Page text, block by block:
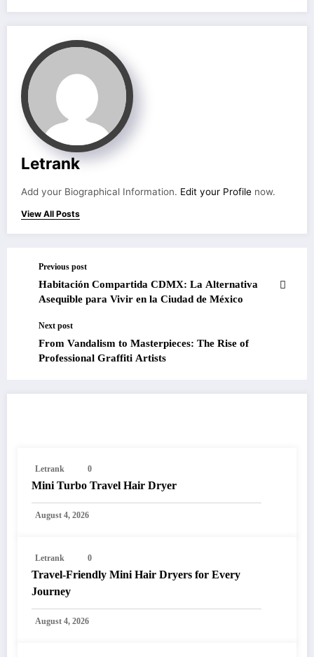
Letrank
Add your Biographical Information. Edit your Profile now.
View All Posts
Previous post
Habitación Compartida CDMX: La Alternativa
Asequible para Vivir en la Ciudad de México
Next post
From Vandalism to Masterpieces: The Rise of
Professional Graffiti Artists
Letrank 0
Mini Turbo Travel Hair Dryer
August 4, 2026
Letrank 0
Travel-Friendly Mini Hair Dryers for Every
Journey
August 4, 2026